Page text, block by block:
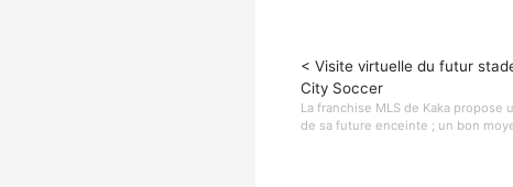
< Visite virtuelle du futur
City Soccer
La franchise MLS de Kaka propose
de sa future enceinte ; un bon